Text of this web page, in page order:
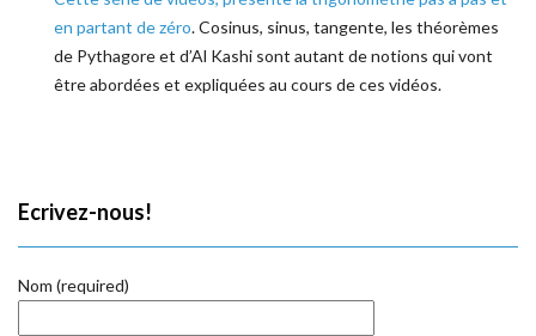
en partant de zéro. Cosinus, sinus, tangente, les théorèmes
de Pythagore et d’Al Kashi sont autant de notions qui vont
être abordées et expliquées au cours de ces vidéos.
Ecrivez-nous!
Nom (required)